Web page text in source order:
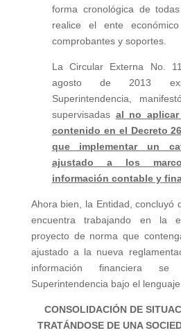
forma cronológica de
realice el ente
comprobantes y soportes.
La Circular Externa No.
agosto de 2013
Superintendencia,
supervisadas al no
contenido en el Decreto
que implementar un
ajustado a los
información contable y
Ahora bien, la Entidad, concluyó
encuentra trabajando en la
proyecto de norma que
ajustado a la nueva
información financiera
Superintendencia bajo el lenguaje
CONSOLIDACIÓN DE
TRATÁNDOSE DE UNA